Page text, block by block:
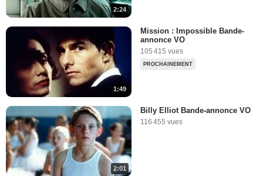
2:24
1:49
Mission : Impossible Bande-
annonce VO
105 415 vues
PROCHAINEMENT
2:01
Billy Elliot Bande-annonce VO
116 455 vues